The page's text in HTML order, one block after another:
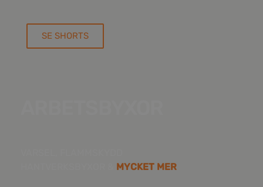
SE SHORTS
MYCKET MER